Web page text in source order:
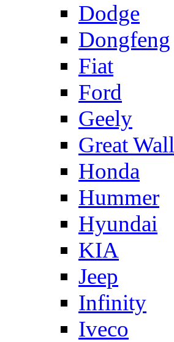
Dodge
Dongfeng
Fiat
Ford
Geely
Great Wall
Honda
Hummer
Hyundai
KIA
Jeep
Infinity
Iveco